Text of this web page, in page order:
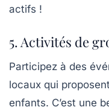
actifs !
5. Activités de
Participez à des
locaux qui
enfants. C’est une